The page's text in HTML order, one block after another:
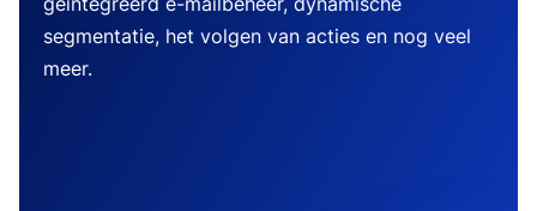
segmentatie, het volgen van acties en nog veel
meer.